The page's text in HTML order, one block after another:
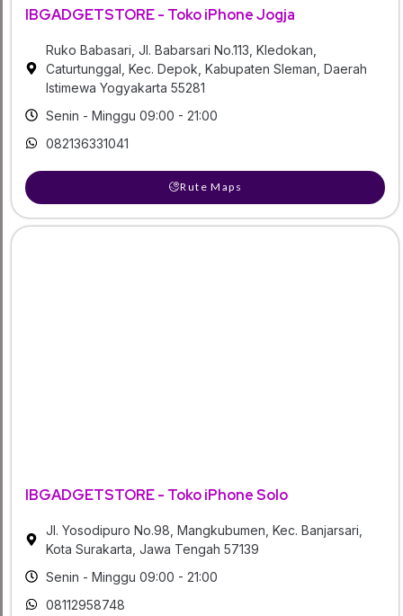
IBGADGETSTORE - Toko iPhone Jogja
Ruko Babasari, Jl. Babarsari No.113, Kledokan,
Caturtunggal, Kec. Depok, Kabupaten Sleman, Daerah
Istimewa Yogyakarta 55281
Senin - Minggu 09:00 - 21:00
082136331041
Rute Maps
IBGADGETSTORE - Toko iPhone Solo
Jl. Yosodipuro No.98, Mangkubumen, Kec. Banjarsari,
Kota Surakarta, Jawa Tengah 57139
Senin - Minggu 09:00 - 21:00
08112958748